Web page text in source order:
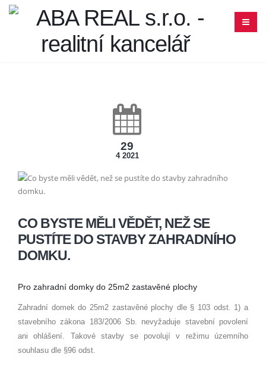
29
4 2021
CO BYSTE MĚLI VĚDĚT, NEŽ SE
PUSTÍTE DO STAVBY ZAHRADNÍHO
DOMKU.
Pro zahradní domky do 25m2 zastavěné plochy
Zahradní domek do 25m2 zastavěné plochy dle § 103 odst. 1) a
stavebního zákona 183/2006 Sb. nevyžaduje stavební povolení
ani ohlášení. Takovéstavby se povolují v režimu územního
souhlasu dle §96 odst.